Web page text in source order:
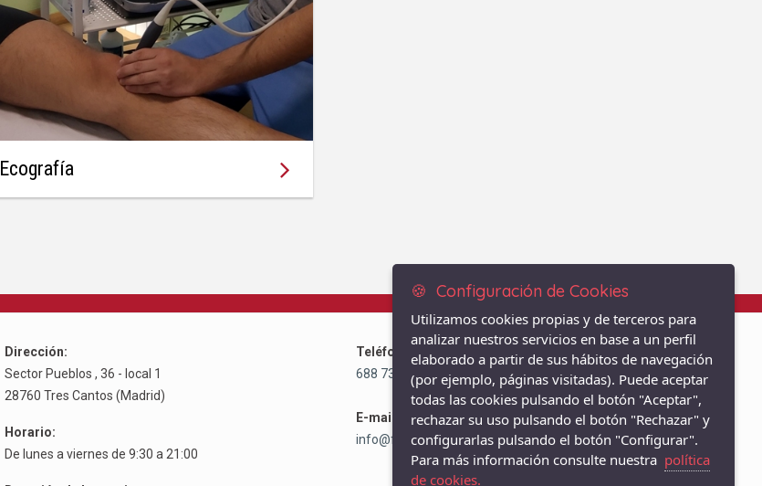
Ecografía 
Dirección:
Sector Pueblos , 36 - local 1
28760 Tres Cantos (Madrid)
Horario:
De lunes a viernes de 9:30 a 21:00
Teléfono:
688 738 860
91 804 26 44
E-mail:
info@fisio3cantos.com
🍪 Configuración de Cookies
Utilizamos cookies propias y de terceros para
analizar nuestros servicios en base a un perfil
elaborado a partir de sus hábitos de navegación
(por ejemplo, páginas visitadas). Puede aceptar
todas las cookies pulsando el botón "Aceptar",
rechazar su uso pulsando el botón "Rechazar" y
configurarlas pulsando el botón "Configurar".
Para más información consulte nuestra política
de cookies.